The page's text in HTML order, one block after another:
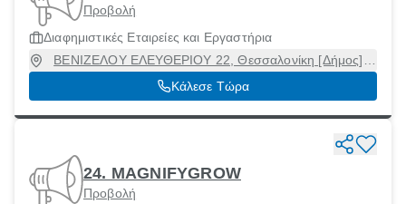
Προβολή
Διαφημιστικές Εταιρείες και Εργαστήρια
ΒΕΝΙΖΕΛΟΥ ΕΛΕΥΘΕΡΙΟΥ 22, Θεσσαλονίκη [Δήμος],
Θεσσαλονίκη, 54624
Κάλεσε Τώρα
24. MAGNIFΥGROW
Προβολή